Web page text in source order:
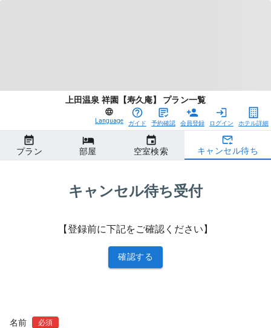
上田温泉 祥園【寿久庵】 プラン一覧
ホテル詳細
ログイン
会員登録
予約確認
ガイド
Language
プラン 部屋 空室検索 キャンセル待ち
キャンセル待ち受付
【登録前に下記をご確認ください】
確認する
名前 必須